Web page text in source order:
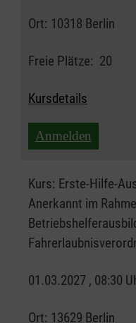
Ort: 10318 Berlin
Freie Plätze: 20
Kursdetails
Anmelden
Kurs: Erste-Hilfe-
Anerkannt im
01.03.2027 , 08:30
Ort: 13629 Berlin